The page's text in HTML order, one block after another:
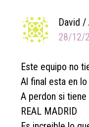
David /
28/12/
Este equipo no
Al final esta en
A perdon si tiene
REAL MADRID